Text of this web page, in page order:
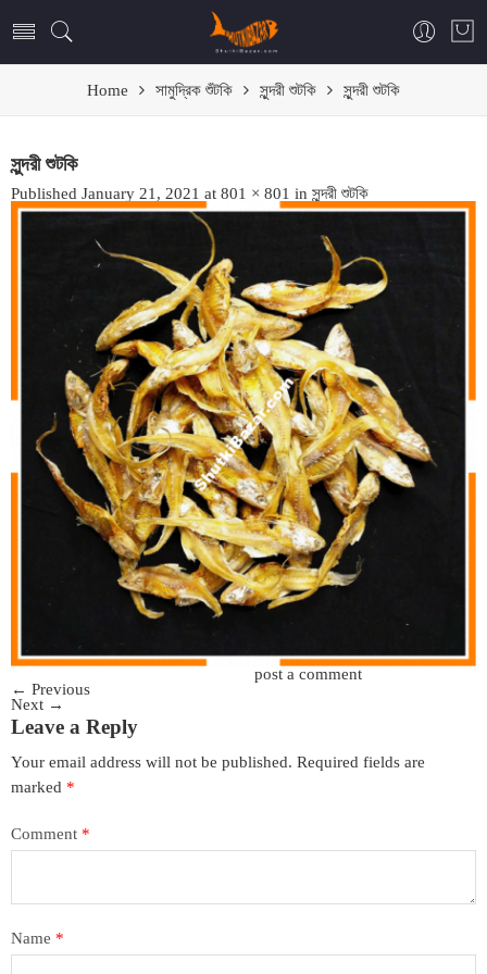
Home সামুদ্রিক শুঁটকি সুন্দরী শুটকি সুন্দরী শুটকি
সুন্দরী শুটকি
Published January 21, 2021 at 801 × 801 in সুন্দরী শুটকি
post a comment
← Previous
Next →
Leave a Reply
Your email address will not be published. Required fields are
marked *
Comment *
Name *